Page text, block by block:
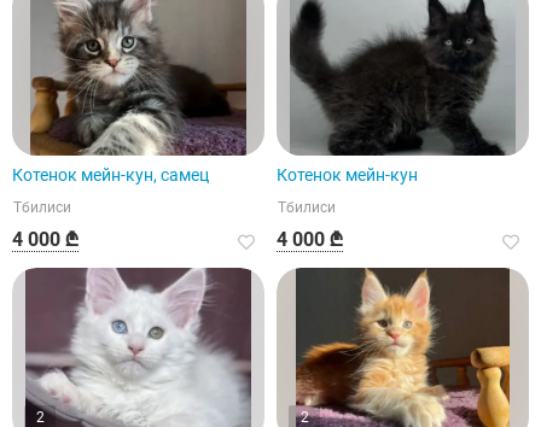
Котенок мейн-кун, самец
Тбилиси
4 000 ₾
Котенок мейн-кун
Тбилиси
4 000 ₾
2 2